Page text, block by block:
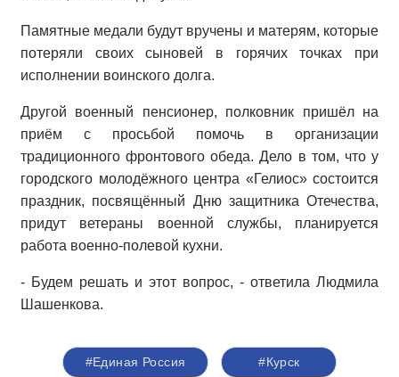
Памятные медали будут вручены и матерям, которые
потеряли своих сыновей в горячих точках при
исполнении воинского долга.
Другой военный пенсионер, полковник пришёл на
приём с просьбой помочь в организации
традиционного фронтового обеда. Дело в том, что у
городского молодёжного центра «Гелиос» состоится
праздник, посвящённый Дню защитника Отечества,
придут ветераны военной службы, планируется
работа военно-полевой кухни.
- Будем решать и этот вопрос, - ответила Людмила
Шашенкова.
#Единая Россия #Курск